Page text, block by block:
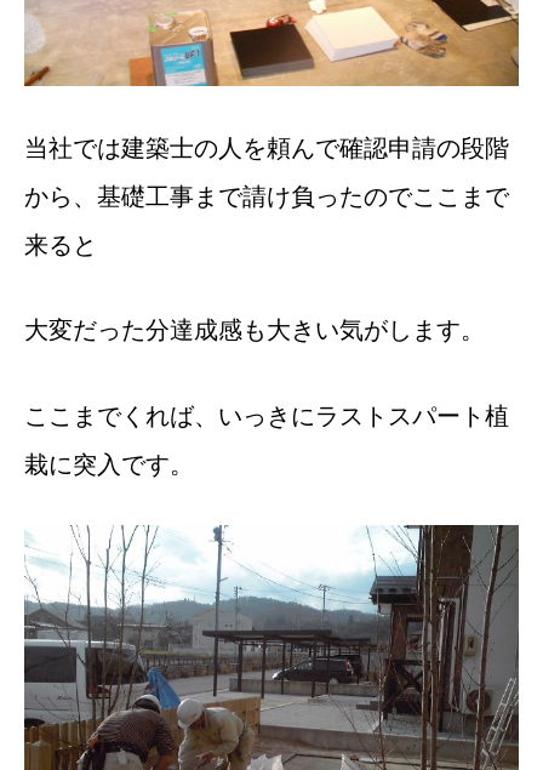
当社では建築士の人を頼んで確認申請の段階
から、基礎工事まで請け負ったのでここまで
来ると
大変だった分達成感も大きい気がします。
ここまでくれば、いっきにラストスパート植
栽に突入です。